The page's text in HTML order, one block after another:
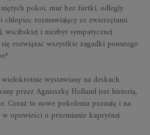
pokoi, mur bez furtki, odległy
rozmawiający ze zwierzętami.
wścibskiej i niezbyt sympatycznej
rozwiązać wszystkie zagadki ponurego
wielokrotnie wystawiany na deskach
przez Agnieszkę Holland jest historią,
Coraz to nowe pokolenia poznają i na
opowieści o przemianie kapryśnej